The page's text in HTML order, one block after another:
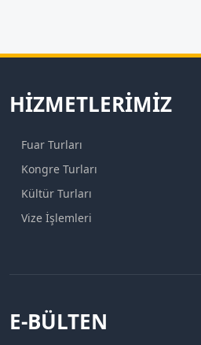
HIZMETLERIMIZ
Fuar Turları
Kongre Turları
Kültür Turları
Vize İşlemleri
E-BÜLTEN